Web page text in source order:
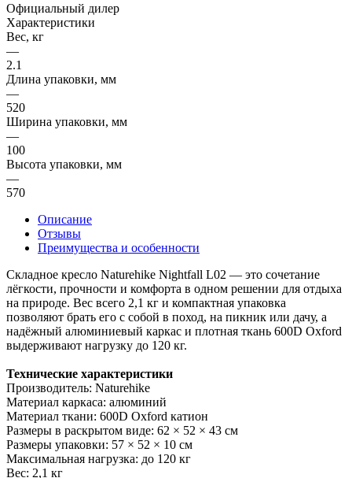
Официальный дилер
Характеристики
Вес, кг
—
2.1
Длина упаковки, мм
—
520
Ширина упаковки, мм
—
100
Высота упаковки, мм
—
570
Описание
Отзывы
Преимущества и особенности
Складное кресло Naturehike Nightfall L02 — это сочетание
лёгкости, прочности и комфорта в одном решении для отдыха
на природе. Вес всего 2,1 кг и компактная упаковка
позволяют брать его с собой в поход, на пикник или дачу, а
надёжный алюминиевый каркас и плотная ткань 600D Oxford
выдерживают нагрузку до 120 кг.
Технические характеристики
Производитель: Naturehike
Материал каркаса: алюминий
Материал ткани: 600D Oxford катион
Размеры в раскрытом виде: 62 × 52 × 43 см
Размеры упаковки: 57 × 52 × 10 см
Максимальная нагрузка: до 120 кг
Вес: 2,1 кг